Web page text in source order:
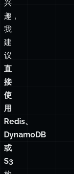
议
直
接
使
用
Redis、
DynamoDB
或
S3
构
建
实
际